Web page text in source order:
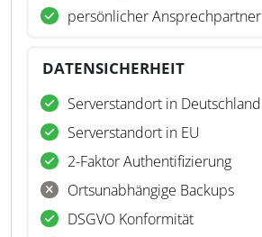
persönlicher Ansprechpartner
DATENSICHERHEIT
Serverstandort in Deutschland
Serverstandort in EU
2-Faktor Authentifizierung
Ortsunabhängige Backups
DSGVO Konformität